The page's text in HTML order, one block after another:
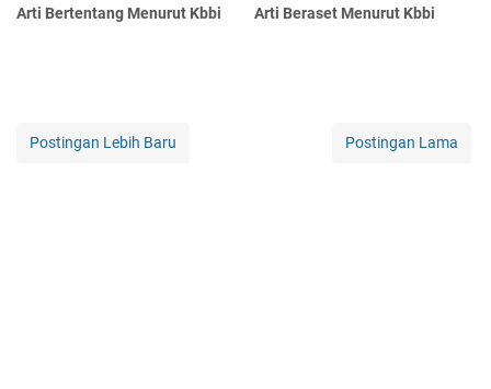
Arti Bertentang Menurut Kbbi Arti Beraset Menurut Kbbi
Postingan Lebih Baru Postingan Lama